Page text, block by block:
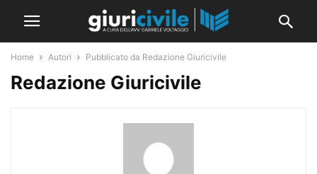
Home Autori Pubblicato da Redazione Giuricivile
Redazione Giuricivile